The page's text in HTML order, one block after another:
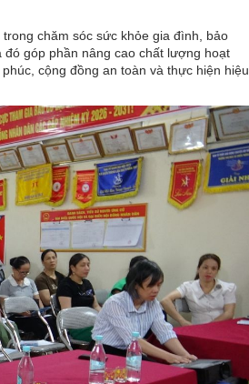
chăm sóc sức khỏe gia đình, bảo
góp phần nâng cao chất lượng hoạt
cộng đồng an toàn và thực hiện hiệu